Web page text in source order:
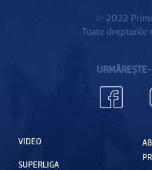
© 2022
Toate drepturile
VIDEO
SUPERLIGA